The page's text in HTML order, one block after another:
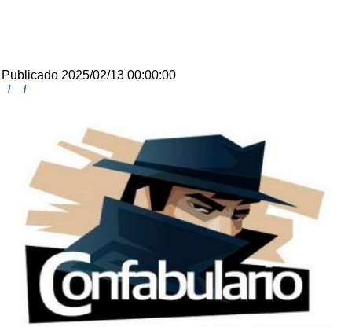
Publicado 2025/02/13 00:00:00
/ /